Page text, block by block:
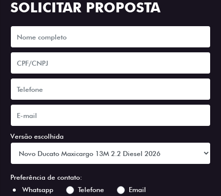
SOLICITAR PROPOSTA
Versão escolhida
Preferência de contato:
Whatsapp
Telefone Email